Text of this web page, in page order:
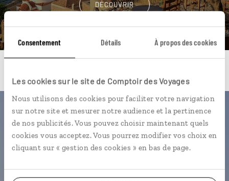
Consentement Détails À propos des cookies
Les cookies sur le site de Comptoir des Voyages
Nous utilisons des cookies pour faciliter votre navigation
sur notre site et mesurer notre audience et la pertinence
de nos publicités. Vous pouvez choisir maintenant quels
cookies vous acceptez. Vous pourrez modifier vos choix en
cliquant sur « gestion des cookies » en bas de page.
DÉCOUVRIR
Une envie de voyage
particulière ?